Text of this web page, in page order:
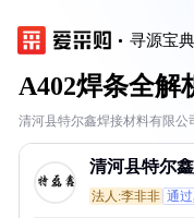
寻源宝典
A402焊条全解
清河县特尔鑫焊接材料有限公
清河县特尔
法人:李非非 通